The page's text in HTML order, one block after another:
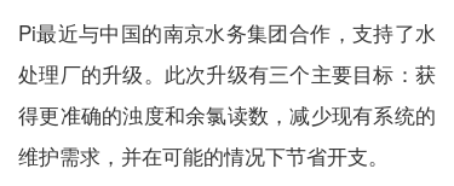
Pi最近与中国的南京水务集团合作，支持了水
处理厂的升级。此次升级有三个主要目标：获
得更准确的浊度和余氯读数，减少现有系统的
维护需求，并在可能的情况下节省开支。